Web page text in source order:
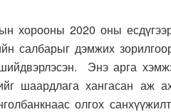
хорооны 2020 оны
салбарыг дэмжих
Энэ арга
шаардлага хангасан аж
олгох